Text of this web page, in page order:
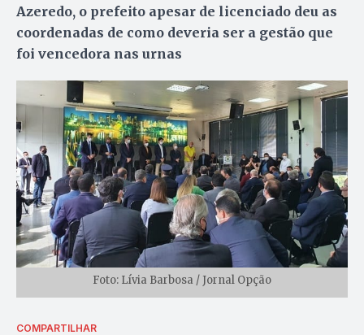
Azeredo, o prefeito apesar de licenciado deu as
coordenadas de como deveria ser a gestão que
foi vencedora nas urnas
Foto: Lívia Barbosa / Jornal Opção
COMPARTILHAR